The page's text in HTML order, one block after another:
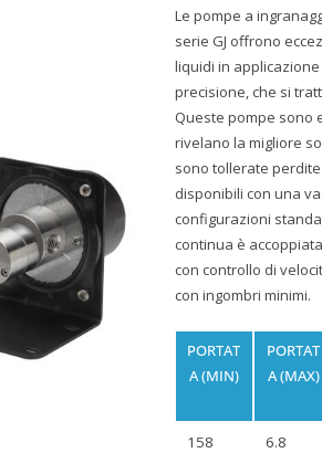
Le pompe a
serie GJ offrono
liquidi in
precisione, che si
Queste pompe sono
rivelano la migliore
sono tollerate
disponibili con una
configurazioni
continua è
con controllo di
con ingombri minimi.
PORTAT
A (MIN)
PORTAT
A (MAX)
158
6.8